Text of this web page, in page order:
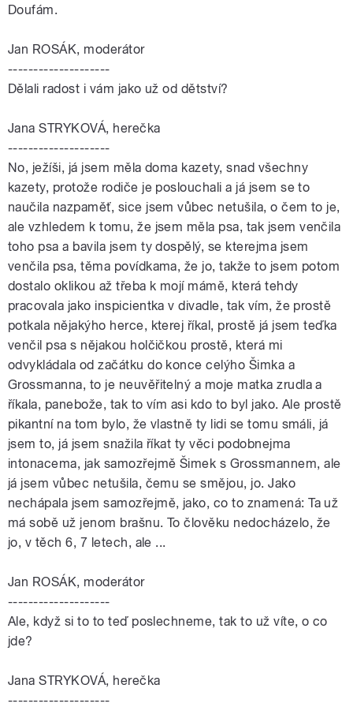
Doufám.
Jan ROSÁK, moderátor
--------------------
Dělali radost i vám jako už od dětství?
Jana STRYKOVÁ, herečka
--------------------
No, ježíši, já jsem měla doma kazety, snad všechny
kazety, protože rodiče je poslouchali a já jsem se to
naučila nazpaměť, sice jsem vůbec netušila, o čem to je,
ale vzhledem k tomu, že jsem měla psa, tak jsem venčila
toho psa a bavila jsem ty dospělý, se kterejma jsem
venčila psa, těma povídkama, že jo, takže to jsem potom
dostalo oklikou až třeba k mojí mámě, která tehdy
pracovala jako inspicientka v divadle, tak vím, že prostě
potkala nějakýho herce, kterej říkal, prostě já jsem teďka
venčil psa s nějakou holčičkou prostě, která mi
odvykládala od začátku do konce celýho Šimka a
Grossmanna, to je neuvěřitelný a moje matka zrudla a
říkala, panebože, tak to vím asi kdo to byl jako. Ale prostě
pikantní na tom bylo, že vlastně ty lidi se tomu smáli, já
jsem to, já jsem snažila říkat ty věci podobnejma
intonacema, jak samozřejmě Šimek s Grossmannem, ale
já jsem vůbec netušila, čemu se smějou, jo. Jako
nechápala jsem samozřejmě, jako, co to znamená: Ta už
má sobě už jenom brašnu. To člověku nedocházelo, že
jo, v těch 6, 7 letech, ale ...
Jan ROSÁK, moderátor
--------------------
Ale, když si to to teď poslechneme, tak to už víte, o co
jde?
Jana STRYKOVÁ, herečka
--------------------